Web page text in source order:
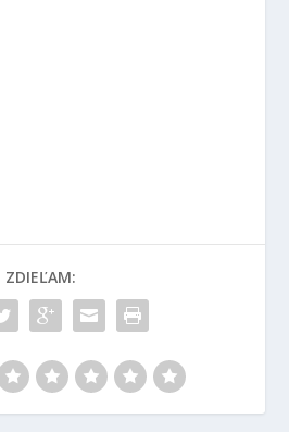
ZDIEĽAM: